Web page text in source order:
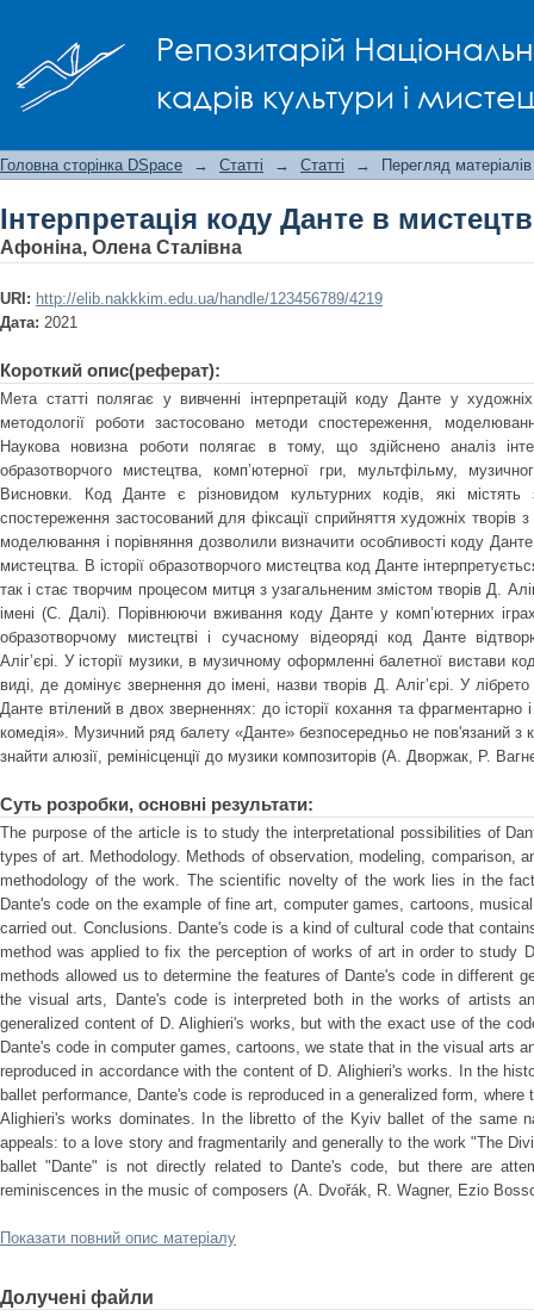
Репозитарій
кадрів культури і
Головна сторінка DSpace → Статті → Статті → Перегляд матеріалів
Інтерпретація коду Данте в
Афоніна, Олена Сталівна
URI: http://elib.nakkkim.edu.ua/handle/123456789/4219
Дата: 2021
Короткий опис(реферат):
Мета статті полягає у вивченні інтерпретацій коду Данте у
методології роботи застосовано методи спостереження,
Наукова новизна роботи полягає в тому, що здійснено аналіз
образотворчого мистецтва, комп’ютерної гри, мультфільму,
Висновки. Код Данте є різновидом культурних кодів, які містять
спостереження застосований для фіксації сприйняття художніх
моделювання і порівняння дозволили визначити особливості коду
мистецтва. В історії образотворчого мистецтва код Данте
так і стає творчим процесом митця з узагальненим змістом творів Д.
імені (С. Далі). Порівнюючи вживання коду Данте у комп’ютерних
образотворчому мистецтві і сучасному відеоряді код Данте
Аліг’єрі. У історії музики, в музичному оформленні балетної вистави
виді, де домінує звернення до імені, назви творів Д. Аліг’єрі. У
Данте втілений в двох зверненнях: до історії кохання та
комедія». Музичний ряд балету «Данте» безпосередньо не пов'язаний з
знайти алюзії, ремінісценції до музики композиторів (А. Дворжак, Р.
Суть розробки, основні результати:
The purpose of the article is to study the interpretational possibilities of
types of art. Methodology. Methods of observation, modeling, comparison,
methodology of the work. The scientific novelty of the work lies in the
Dante's code on the example of fine art, computer games, cartoons,
carried out. Conclusions. Dante's code is a kind of cultural code that
method was applied to fix the perception of works of art in order to study
methods allowed us to determine the features of Dante's code in different
the visual arts, Dante's code is interpreted both in the works of artists
generalized content of D. Alighieri's works, but with the exact use of the
Dante's code in computer games, cartoons, we state that in the visual arts
reproduced in accordance with the content of D. Alighieri's works. In the
ballet performance, Dante's code is reproduced in a generalized form,
Alighieri's works dominates. In the libretto of the Kyiv ballet of the same
appeals: to a love story and fragmentarily and generally to the work "The
ballet "Dante" is not directly related to Dante's code, but there are
reminiscences in the music of composers (A. Dvořák, R. Wagner, Ezio
Показати повний опис матеріалу
Долучені файли